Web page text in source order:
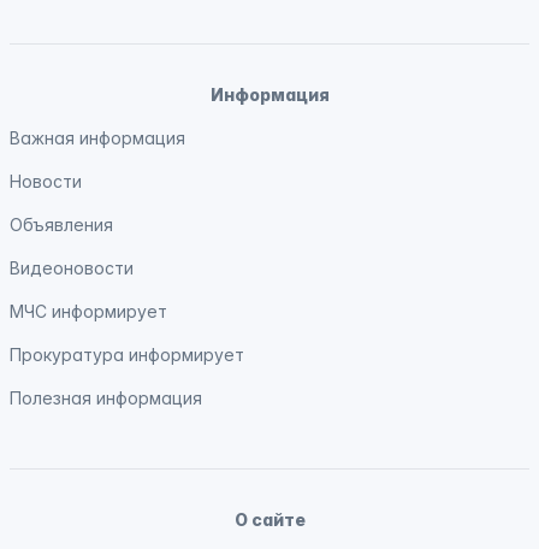
Информация
Важная информация
Новости
Объявления
Видеоновости
МЧС информирует
Прокуратура информирует
Полезная информация
О сайте